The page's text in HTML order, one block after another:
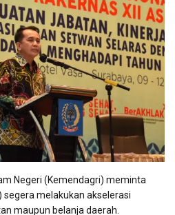
Negeri (Kemendagri) meminta
melakukan akselerasi
maupun belanja daerah.